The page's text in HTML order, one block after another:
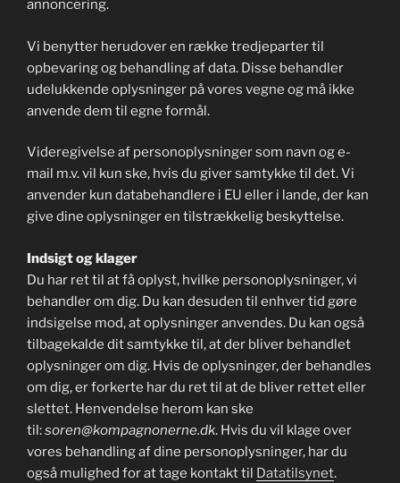
annoncering.
Vi benytter herudover en række tredjeparter til
opbevaring og behandling af data. Disse behandler
udelukkende oplysninger på vores vegne og må ikke
anvende dem til egne formål.
Videregivelse af personoplysninger som navn og e-
mail m.v. vil kun ske, hvis du giver samtykke til det. Vi
anvender kun databehandlere i EU eller i lande, der kan
give dine oplysninger en tilstrækkelig beskyttelse.
Indsigt og klager
Du har ret til at få oplyst, hvilke personoplysninger, vi
behandler om dig. Du kan desuden til enhver tid gøre
indsigelse mod, at oplysninger anvendes. Du kan også
tilbagekalde dit samtykke til, at der bliver behandlet
oplysninger om dig. Hvis de oplysninger, der behandles
om dig, er forkerte har du ret til at de bliver rettet eller
slettet. Henvendelse herom kan ske
til:soren@kompagnonerne.dk. Hvis du vil klage over
vores behandling af dine personoplysninger, har du
også mulighed for at tage kontakt til Datatilsynet.